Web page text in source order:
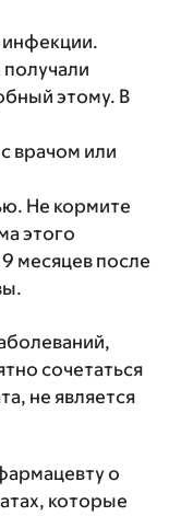
получали
этому. В
врачом или
Не кормите
этого
месяцев после
сочетаться
не является
о
которые